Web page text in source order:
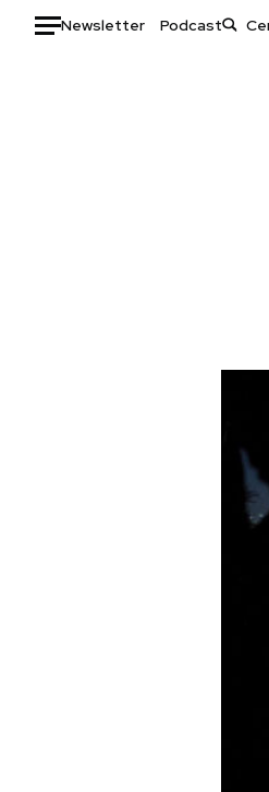
Newsletter Podcast